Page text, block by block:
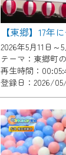
2026年5月11日～
テーマ：東郷町
再生時間：
登録日：2026/